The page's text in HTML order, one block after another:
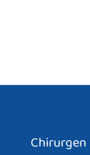
Chirurgen